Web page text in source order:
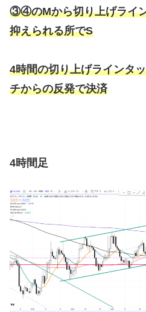
③④のMから切り上げライ
抑えられる所でS
4時間の切り上げラインタ
チからの反発で決済
4時間足